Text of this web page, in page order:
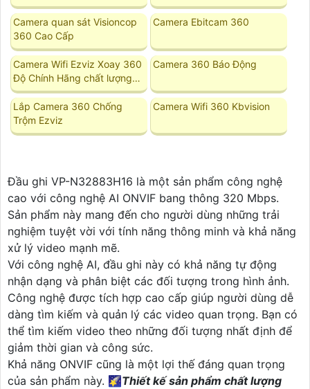
Camera quan sát Visioncop
360 Cao Cấp
Camera Ebitcam 360
Camera Wifi Ezviz Xoay 360
Độ Chính Hãng chất lượng
tốt
Camera 360 Báo Động
Lắp Camera 360 Chống
Trộm Ezviz
Camera Wifi 360 Kbvision
Đầu ghi VP-N32883H16 là một sản phẩm công nghệ
cao với công nghệ AI ONVIF bang thông 320 Mbps.
Sản phẩm này mang đến cho người dùng những trải
nghiệm tuyệt vời với tính năng thông minh và khả năng
xử lý video mạnh mẽ.
Với công nghệ AI, đầu ghi này có khả năng tự động
nhận dạng và phân biệt các đối tượng trong hình ảnh.
Công nghệ được tích hợp cao cấp giúp người dùng dễ
dàng tìm kiếm và quản lý các video quan trọng. Bạn có
thể tìm kiếm video theo những đối tượng nhất định để
giảm thời gian và công sức.
Khả năng ONVIF cũng là một lợi thế đáng quan trọng
của sản phẩm này. 🌠Thiết kế sản phẩm chất lượng